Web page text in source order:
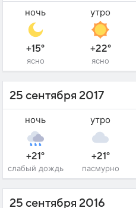
ночь
+15°
ясно
утро
+22°
ясно
25 сентября 2017
ночь
+21°
слабый дождь
утро
+21°
пасмурно
25 сентября 2016